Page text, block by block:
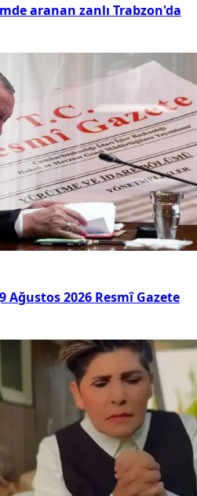
aranan zanlı Trabzon'da
Ağustos 2026 Resmî Gazete